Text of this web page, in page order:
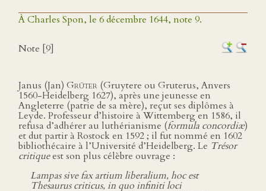
À Charles Spon, le 6 décembre 1644, note 9.
Note [9]
Janus (Jan) Grüter (Gruytere ou Gruterus, Anvers
1560-Heidelberg 1627), après une jeunesse en
Angleterre (patrie de sa mère), reçut ses diplômes à
Leyde. Professeur d’histoire à Wittemberg en 1586, il
refusa d’adhérer au luthérianisme (formula concordiæ)
et dut partir à Rostock en 1592 ; il fut nommé en 1602
bibliothécaire à l’Université d’Heidelberg. Le Trésor
critiqueest son plus célèbre ouvrage :
Lampas sive fax artium liberalium, hoc est
Thesaurus criticus, in quo infiniti loci